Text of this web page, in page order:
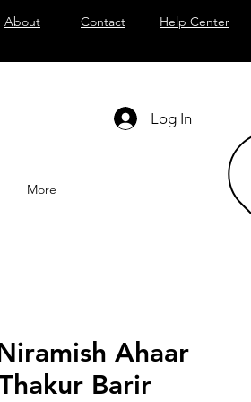
About Contact Help Center
Log In
More
Ahaar
Barir